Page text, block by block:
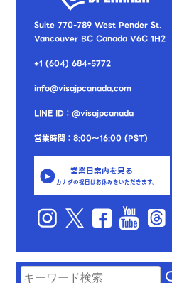
Suite 770-789 West Pender St.
Vancouver BC Canada V6C 1H2
+1 (604) 684-5772
info@visajpcanada.com
LINE ID：@visajpcanada
営業時間：8:00～16:00 (PST)
営業日案内を見る
カナダの祝日はお休みをいただきます。